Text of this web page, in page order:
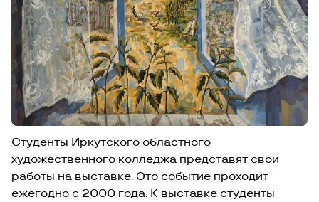
Студенты Иркутского областного
художественного колледжа представят свои
работы на выставке. Это событие проходит
ежегодно с 2000 года. К выставке студенты